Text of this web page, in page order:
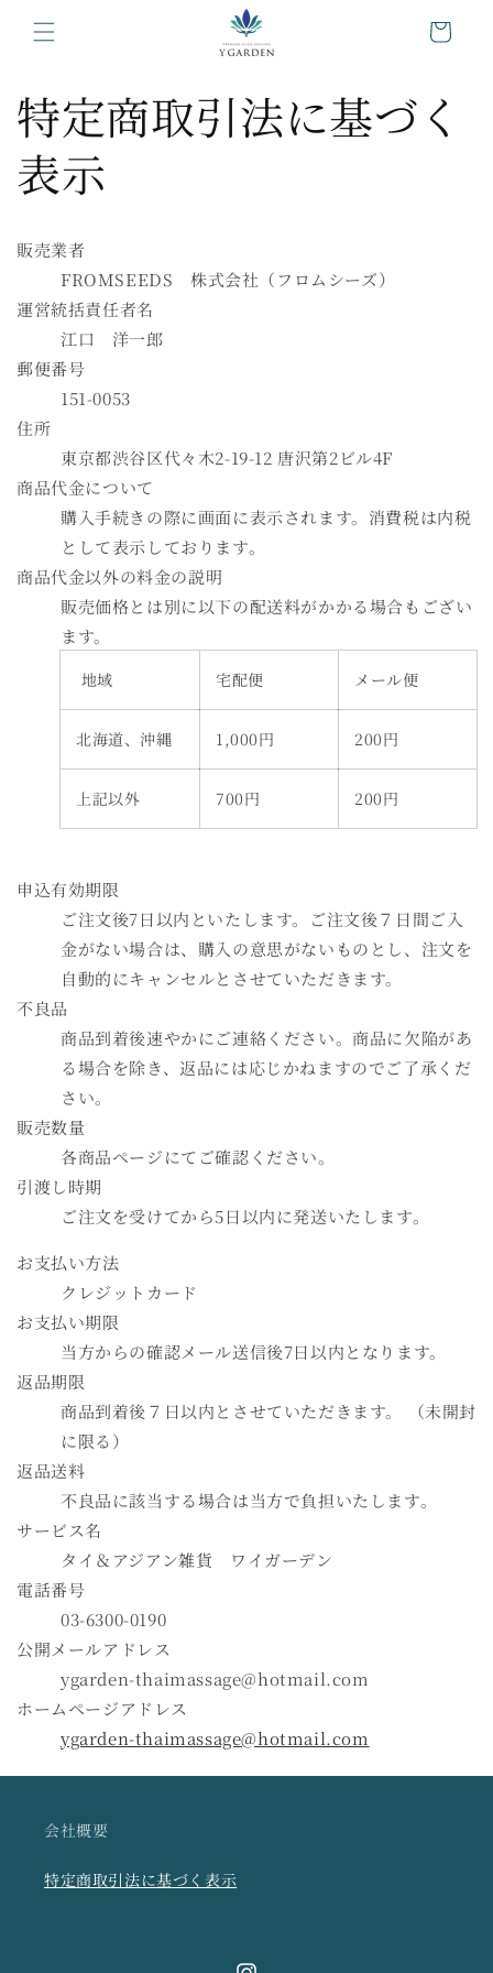
ンツに
進む
ー
特定商取引法に基づく
表示
販売業者
FROMSEEDS 株式会社（フロムシーズ）
運営統括責任者名
江口 洋一郎
郵便番号
151-0053
住所
東京都渋谷区代々木2-19-12 唐沢第2ビル4F
商品代金について
購入手続きの際に画面に表示されます。消費税は内税
として表示しております。
商品代金以外の料金の説明
販売価格とは別に以下の配送料がかかる場合もござい
ます。
地域 宅配便 メール便
北海道、沖縄 1,000円 200円
上記以外 700円 200円
申込有効期限
ご注文後7日以内といたします。ご注文後７日間ご入
金がない場合は、購入の意思がないものとし、注文を
自動的にキャンセルとさせていただきます。
不良品
商品到着後速やかにご連絡ください。商品に欠陥があ
る場合を除き、返品には応じかねますのでご了承くだ
さい。
販売数量
各商品ページにてご確認ください。
引渡し時期
ご注文を受けてから5日以内に発送いたします。
お支払い方法
クレジットカード
お支払い期限
当方からの確認メール送信後7日以内となります。
返品期限
商品到着後７日以内とさせていただきます。 （未開封
に限る）
返品送料
不良品に該当する場合は当方で負担いたします。
サービス名
タイ＆アジアン雑貨 ワイガーデン
電話番号
03-6300-0190
公開メールアドレス
ygarden-thaimassage@hotmail.com
ホームページアドレス
ygarden-thaimassage@hotmail.com
会社概要
特定商取引法に基づく表示